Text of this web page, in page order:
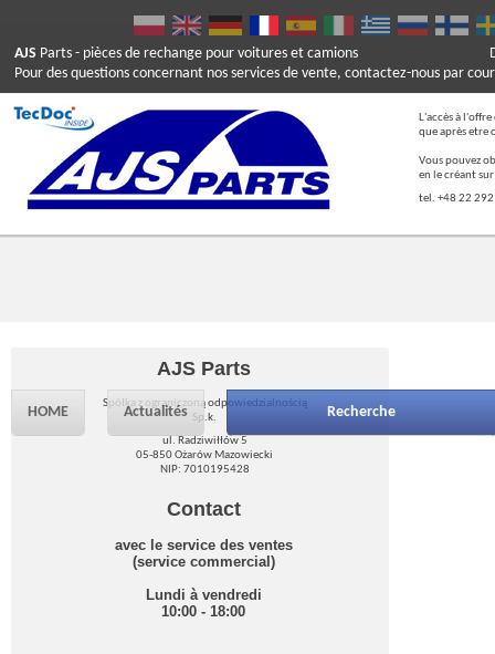
AJS Parts - pièces de rechange pour voitures et camions
Pour des questions concernant nos services de vente, contactez-nous par
L'accès à
que après etre
Vous pouvez
en le créant
tel. +48 22
HOME Actualités Recherche
AJS Parts
Spółka z ograniczoną odpowiedzialnością
Sp.k.
ul. Radziwiłłów 5
05-850 Ożarów Mazowiecki
NIP: 7010195428
Contact
avec le service des ventes
(service commercial)
Lundi à vendredi
10:00 - 18:00